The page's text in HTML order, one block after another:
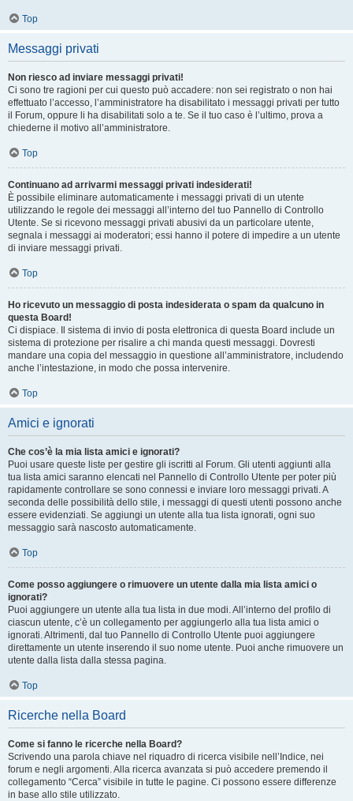
Top
Messaggi privati
Non riesco ad inviare messaggi privati!
Ci sono tre ragioni per cui questo può accadere: non sei registrato o non hai
effettuato l’accesso, l’amministratore ha disabilitato i messaggi privati per tutto
il Forum, oppure li ha disabilitati solo a te. Se il tuo caso è l’ultimo, prova a
chiederne il motivo all’amministratore.
Top
Continuano ad arrivarmi messaggi privati indesiderati!
È possibile eliminare automaticamente i messaggi privati ​​di un utente
utilizzando le regole dei messaggi all’interno del tuo Pannello di Controllo
Utente. Se si ricevono messaggi privati ​​abusivi da un particolare utente,
segnala i messaggi ai moderatori; essi hanno il potere di impedire a un utente
di inviare messaggi privati​​.
Top
Ho ricevuto un messaggio di posta indesiderata o spam da qualcuno in
questa Board!
Ci dispiace. Il sistema di invio di posta elettronica di questa Board include un
sistema di protezione per risalire a chi manda questi messaggi. Dovresti
mandare una copia del messaggio in questione all’amministratore, includendo
anche l’intestazione, in modo che possa intervenire.
Top
Amici e ignorati
Che cos’è la mia lista amici e ignorati?
Puoi usare queste liste per gestire gli iscritti al Forum. Gli utenti aggiunti alla
tua lista amici saranno elencati nel Pannello di Controllo Utente per poter più
rapidamente controllare se sono connessi e inviare loro messaggi privati. A
seconda delle possibilità dello stile, i messaggi di questi utenti possono anche
essere evidenziati. Se aggiungi un utente alla tua lista ignorati, ogni suo
messaggio sarà nascosto automaticamente.
Top
Come posso aggiungere o rimuovere un utente dalla mia lista amici o
ignorati?
Puoi aggiungere un utente alla tua lista in due modi. All’interno del profilo di
ciascun utente, c’è un collegamento per aggiungerlo alla tua lista amici o
ignorati. Altrimenti, dal tuo Pannello di Controllo Utente puoi aggiungere
direttamente un utente inserendo il suo nome utente. Puoi anche rimuovere un
utente dalla lista dalla stessa pagina.
Top
Ricerche nella Board
Come si fanno le ricerche nella Board?
Scrivendo una parola chiave nel riquadro di ricerca visibile nell’Indice, nei
forum e negli argomenti. Alla ricerca avanzata si può accedere premendo il
collegamento “Cerca” visibile in tutte le pagine. Ci possono essere differenze
in base allo stile utilizzato.